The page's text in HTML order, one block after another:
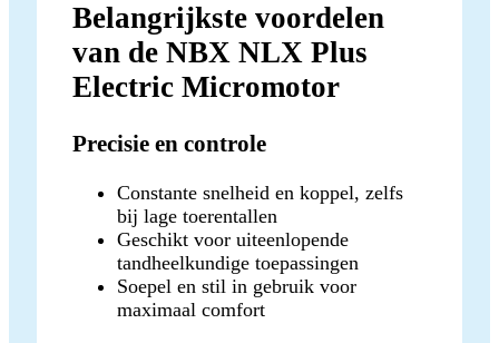
Belangrijkste voordelen
van de NBX NLX Plus
Electric Micromotor
Precisie en controle
Constante snelheid en koppel, zelfs
bij lage toerentallen
Geschikt voor uiteenlopende
tandheelkundige toepassingen
Soepel en stil in gebruik voor
maximaal comfort